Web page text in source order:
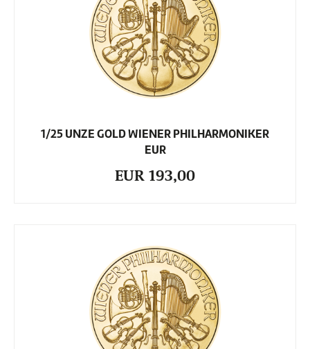
1/25 UNZE GOLD WIENER PHILHARMONIKER
EUR
EUR 193,00